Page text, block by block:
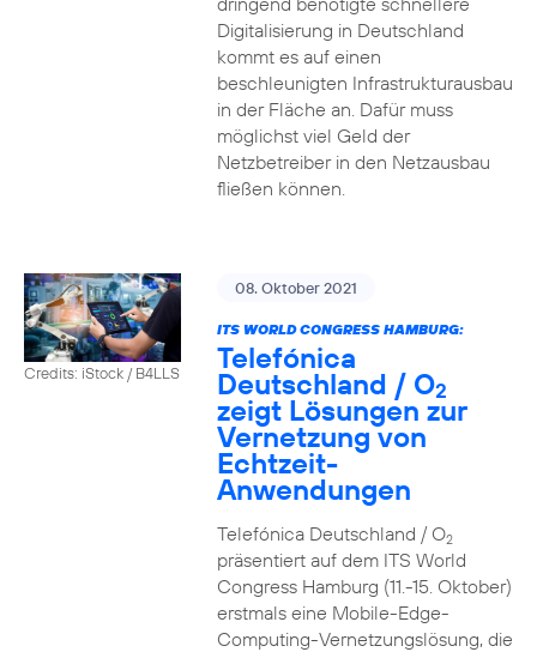
Digitalisierung in Deutschland
kommt es auf einen
beschleunigten Infrastrukturausbau
in der Fläche an. Dafür muss
möglichst viel Geld der
Netzbetreiber in den Netzausbau
fließen können.
Credits: iStock / B4LLS
08. Oktober 2021
ITS WORLD CONGRESS HAMBURG:
Telefónica
Deutschland / O2
zeigt Lösungen zur
Vernetzung von
Echtzeit-
Anwendungen
Telefónica Deutschland / O2
präsentiert auf dem ITS World
Congress Hamburg (11.-15. Oktober)
erstmals eine Mobile-Edge-
Computing-Vernetzungslösung, die